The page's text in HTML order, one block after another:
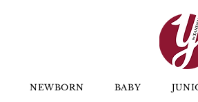
NEWBORN BABY